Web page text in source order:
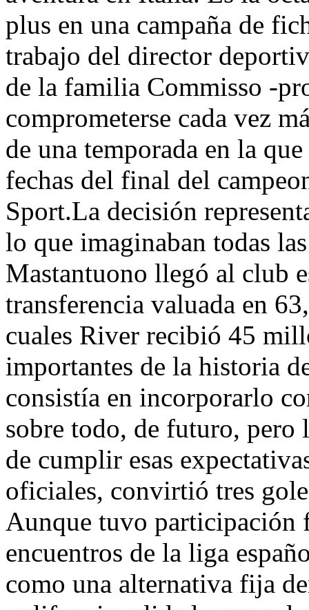
plus en una campaña de
trabajo del director
de la familia Commisso -
comprometerse cada vez
de una temporada en la
fechas del final del
Sport.La decisión
lo que imaginaban todas
Mastantuono llegó al club
transferencia valuada en
cuales River recibió 45
importantes de la historia
consistía en incorporarlo
sobre todo, de futuro, pero
de cumplir esas
oficiales, convirtió tres
Aunque tuvo participación
encuentros de la liga
como una alternativa fija